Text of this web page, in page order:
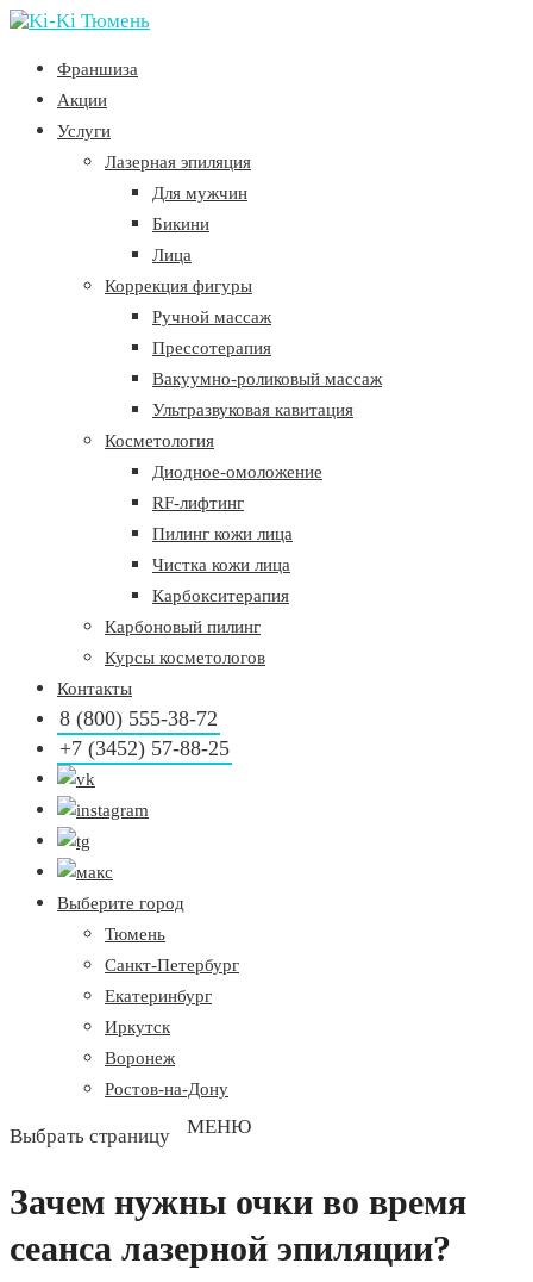
Франшиза
Акции
Услуги
Лазерная эпиляция
Для мужчин
Бикини
Лица
Коррекция фигуры
Ручной массаж
Прессотерапия
Вакуумно-роликовый массаж
Ультразвуковая кавитация
Косметология
Диодное-омоложение
RF-лифтинг
Пилинг кожи лица
Чистка кожи лица
Карбокситерапия
Карбоновый пилинг
Курсы косметологов
Контакты
8 (800) 555-38-72
+7 (3452) 57-88-25
Выберите город
Тюмень
Санкт-Петербург
Екатеринбург
Иркутск
Воронеж
Ростов-на-Дону
Выбрать страницу
Зачем нужны очки во время
сеанса лазерной эпиляции?